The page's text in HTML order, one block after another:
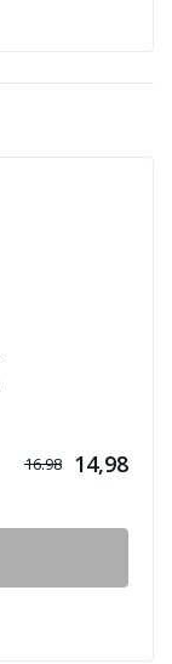
16.98 14,98